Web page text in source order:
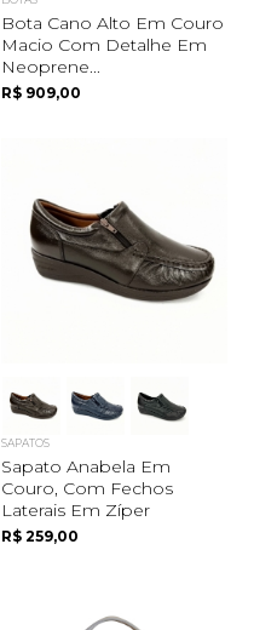
Bota Cano Alto Em Couro
Macio Com Detalhe Em
Neoprene...
R$ 909,00
SAPATOS
Sapato Anabela Em
Couro, Com Fechos
Laterais Em Zíper
R$ 259,00